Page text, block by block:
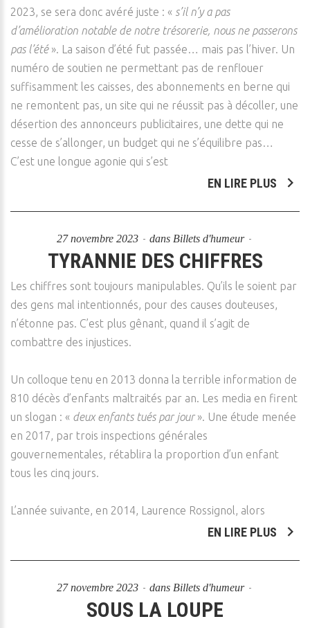
2023, se sera donc avéré juste : « s’il n’y a pas
d’amélioration notable de notre trésorerie, nous ne passerons
pas l’été». La saison d’été fut passée… mais pas l’hiver. Un
numéro de soutien ne permettant pas de renflouer
suffisamment les caisses, des abonnements en berne qui
ne remontent pas, un site qui ne réussit pas à décoller, une
désertion des annonceurs publicitaires, une dette qui ne
cesse de s’allonger, un budget qui ne s’équilibre pas…
C’est une longue agonie qui s’est
EN LIRE PLUS
27 novembre 2023 dans Billets d'humeur
TYRANNIE DES CHIFFRES
Les chiffres sont toujours manipulables. Qu’ils le soient par
des gens mal intentionnés, pour des causes douteuses,
n’étonne pas. C’est plus gênant, quand il s’agit de
combattre des injustices.
Un colloque tenu en 2013 donna la terrible information de
810 décès d’enfants maltraités par an. Les media en firent
un slogan : « deux enfants tués par jour». Une étude menée
en 2017, par trois inspections générales
gouvernementales, rétablira la proportion d’un enfant
tous les cinq jours.
L’année suivante, en 2014, Laurence Rossignol, alors
EN LIRE PLUS
27 novembre 2023 dans Billets d'humeur
SOUS LA LOUPE